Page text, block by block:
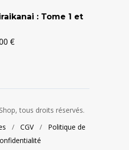
: Tome 1 et
€
tous droits réservés.
/ CGV/ Politique de